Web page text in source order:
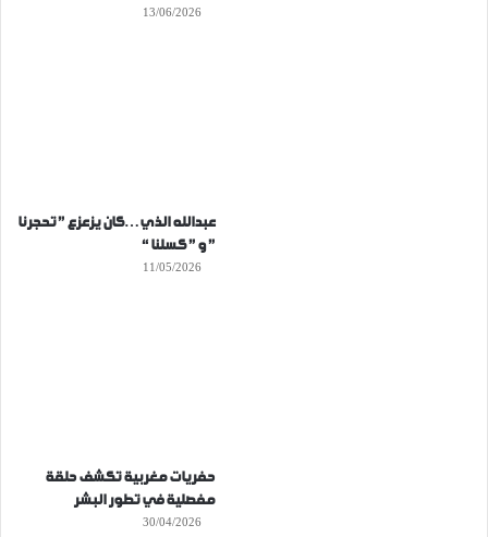
13/06/2026
عبدالله الذي…كان يزعزع ” تحجرنا
” و ” كسلنا “
11/05/2026
حفريات مغربية تكشف حلقة
مفصلية في تطور البشر
30/04/2026